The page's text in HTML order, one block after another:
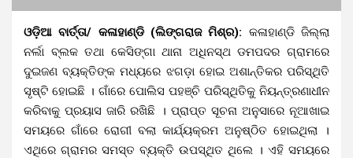
ଓଡ଼ିଆ ବାର୍ତ୍ତା/ କଳାହାଣ୍ଡି (ଲିଙ୍ଗରାଜ ମିଶ୍ର): କଳାହାଣ୍ଡି ଜିଲ୍ଲା
ନର୍ଲା ବ୍ଲକ ତଥା କେସିଙ୍ଗା ଥାନା ଅଧିନସ୍ଥ ଡମପଦର ଗ୍ରାମରେ
ଦୁଇଜଣ ବ୍ୟକ୍ତିଙ୍କ ମଧ୍ୟରେ ଝଗଡ଼ା ହୋଇ ଅଶାନ୍ତିକର ପରିସ୍ଥିତି
ସୃଷ୍ଟି ହୋଇଛି । ଗାଁରେ ପୋଲିସ ପହଞ୍ଚି ପରିସ୍ଥିତିକୁ ନିୟନ୍ତ୍ରଣାଧୀନ
କରିବାକୁ ପ୍ରୟାସ ଜାରି ରଖିଛି । ପ୍ରାପ୍ତ ସୂଚନା ଅନୁସାରେ ନୂଆଖାଇ
ସମୟରେ ଗାଁରେ ରୋଗୀ ବଲା କାର୍ଯ୍ୟକ୍ରମ ଅନୁଷ୍ଠିତ ହୋଇଥିଲା ।
ଏଥିରେ ଗ୍ରାମର ସମସ୍ତ ବ୍ୟକ୍ତି ଉପସ୍ଥିତ ଥିଲେ । ଏହି ସମୟରେ